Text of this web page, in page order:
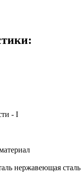
- I
нержавеющая сталь